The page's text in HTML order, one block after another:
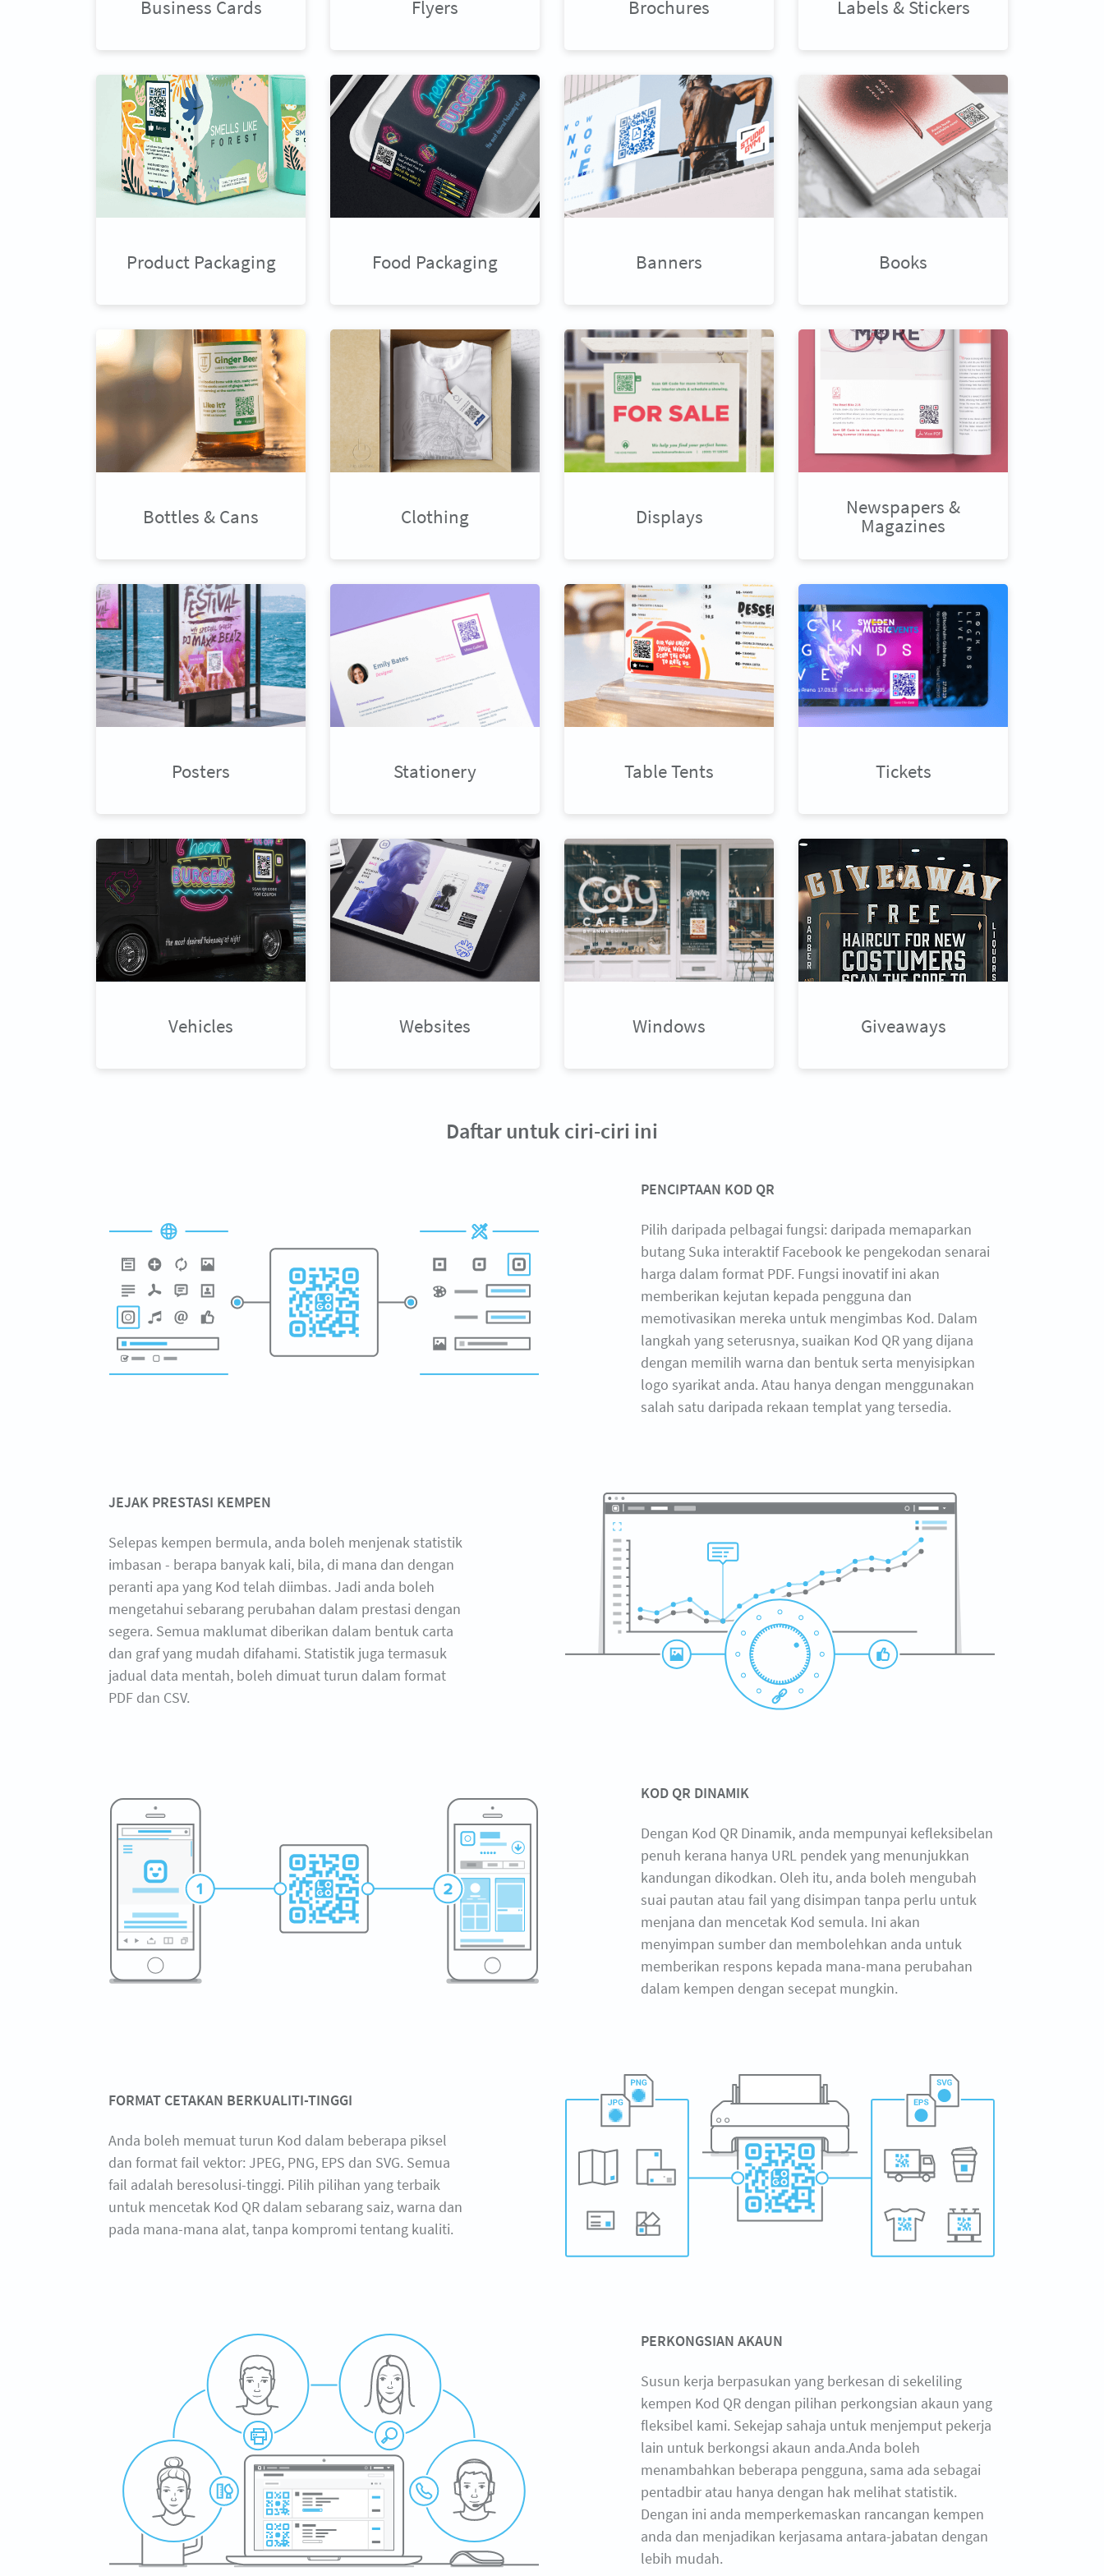
Business Cards Flyers Brochures Labels & Stickers
Product Packaging Food Packaging Banners Books
Bottles & Cans Clothing Displays Newspapers &
Magazines
Posters Stationery Table Tents Tickets
Vehicles Websites Windows Giveaways
Daftar untuk ciri-ciri ini
PENCIPTAAN KOD QR
Pilih daripada pelbagai fungsi: daripada memaparkan
butang Suka interaktif Facebook ke pengekodan senarai
harga dalam format PDF. Fungsi inovatif ini akan
memberikan kejutan kepada pengguna dan
memotivasikan mereka untuk mengimbas Kod. Dalam
langkah yang seterusnya, suaikan Kod QR yang dijana
dengan memilih warna dan bentuk serta menyisipkan
logo syarikat anda. Atau hanya dengan menggunakan
salah satu daripada rekaan templat yang tersedia.
JEJAK PRESTASI KEMPEN
Selepas kempen bermula, anda boleh menjenak statistik
imbasan - berapa banyak kali, bila, di mana dan dengan
peranti apa yang Kod telah diimbas. Jadi anda boleh
mengetahui sebarang perubahan dalam prestasi dengan
segera. Semua maklumat diberikan dalam bentuk carta
dan graf yang mudah difahami. Statistik juga termasuk
jadual data mentah, boleh dimuat turun dalam format
PDF dan CSV.
KOD QR DINAMIK
Dengan Kod QR Dinamik, anda mempunyai kefleksibelan
penuh kerana hanya URL pendek yang menunjukkan
kandungan dikodkan. Oleh itu, anda boleh mengubah
suai pautan atau fail yang disimpan tanpa perlu untuk
menjana dan mencetak Kod semula. Ini akan
menyimpan sumber dan membolehkan anda untuk
memberikan respons kepada mana-mana perubahan
dalam kempen dengan secepat mungkin.
FORMAT CETAKAN BERKUALITI-TINGGI
Anda boleh memuat turun Kod dalam beberapa piksel
dan format fail vektor: JPEG, PNG, EPS dan SVG. Semua
fail adalah beresolusi-tinggi. Pilih pilihan yang terbaik
untuk mencetak Kod QR dalam sebarang saiz, warna dan
pada mana-mana alat, tanpa kompromi tentang kualiti.
PERKONGSIAN AKAUN
Susun kerja berpasukan yang berkesan di sekeliling
kempen Kod QR dengan pilihan perkongsian akaun yang
fleksibel kami. Sekejap sahaja untuk menjemput pekerja
lain untuk berkongsi akaun anda.Anda boleh
menambahkan beberapa pengguna, sama ada sebagai
pentadbir atau hanya dengan hak melihat statistik.
Dengan ini anda memperkemaskan rancangan kempen
anda dan menjadikan kerjasama antara-jabatan dengan
lebih mudah.